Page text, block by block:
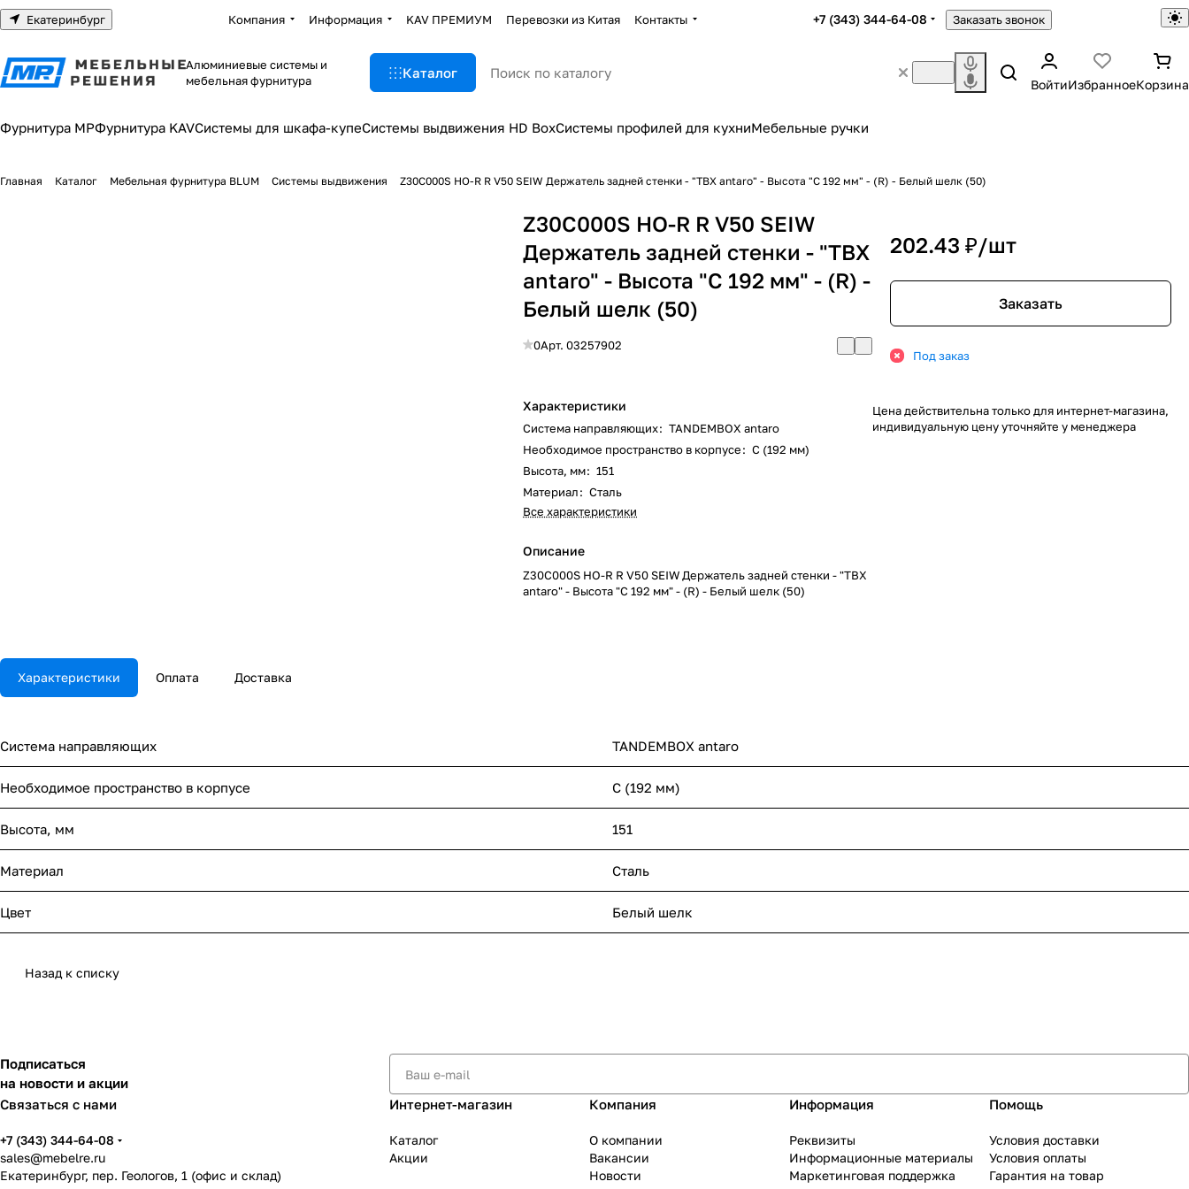
Екатеринбург Компания Информация KAV ПРЕМИУМ Перевозки из Китая Контакты +7 (343) 344-64-08 Заказать звонок
Алюминиевые системы и
мебельная фурнитура
Каталог
ВойтиИзбранноеКорзина
Фурнитура МРФурнитура KAVСистемы для шкафа-купеСистемы выдвижения HD BoxСистемы профилей для кухниМебельные ручки
Главная Каталог Мебельная фурнитура BLUM Системы выдвижения Z30C000S HO-R R V50 SEIW Держатель задней стенки - "TBX antaro" - Высота "C 192 мм" - (R) - Белый шелк (50)
Z30C000S HO-R R V50 SEIW
Держатель задней стенки - "TBX
antaro" - Высота "C 192 мм" - (R) -
Белый шелк (50)
0Арт.03257902
Характеристики
Система направляющих: TANDEMBOX antaro
Необходимое пространство в корпусе: C (192 мм)
Высота, мм: 151
Материал: Сталь
Все характеристики
Описание
Z30C000S HO-R R V50 SEIW Держатель задней стенки - "TBX
antaro" - Высота "C 192 мм" - (R) - Белый шелк (50)
202.43 ₽/шт
Заказать
Под заказ
Цена действительна только для интернет-магазина,
индивидуальную цену уточняйте у менеджера
Характеристики Оплата Доставка
Система направляющих TANDEMBOX antaro
Необходимое пространство в корпусе C (192 мм)
Высота, мм 151
Материал Сталь
Цвет Белый шелк
Назад к списку
Подписаться
на новости и акции
Связаться с нами
+7 (343) 344-64-08
sales@mebelre.ru
Екатеринбург, пер. Геологов, 1 (офис и склад)
Интернет-магазин
Каталог
Акции
Компания
О компании
Вакансии
Новости
Информация
Реквизиты
Информационные материалы
Маркетинговая поддержка
Помощь
Условия доставки
Условия оплаты
Гарантия на товар